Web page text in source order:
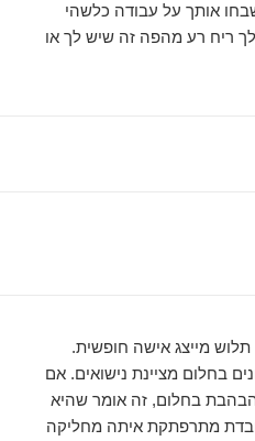
אותך על עבודה כלשהי
ריח רע מהפה זה שיש לך או
מייצג אישה חופשית.
בחלום מציינת נישואים. אם
בחלום, זה אומר שהיא
מתרפתקת איתה מחליקה